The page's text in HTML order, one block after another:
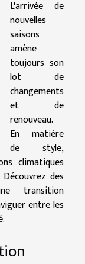
L'arrivée de
nouvelles
saisons
amène
toujours son
lot de
changements
et de
renouveau.
En matière
de style,
climatiques
des
transition
entre les